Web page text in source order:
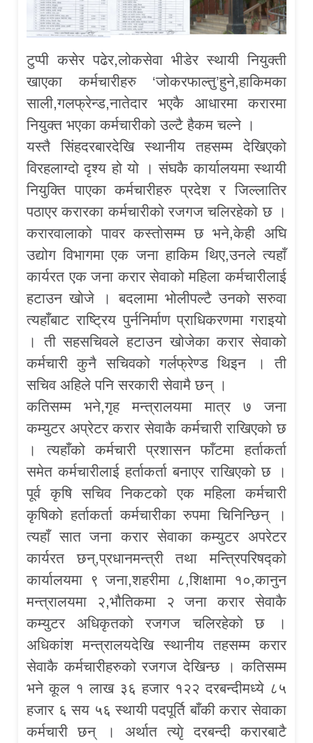
टुप्पी कसेर पढेर,लोकसेवा भीडेर स्थायी नियुक्ती
खाएका कर्मचारीहरु ‘जोकरफाल्तु’हुने,हाकिमका
साली,गलफ्रेन्ड,नातेदार भएकै आधारमा करारमा
नियुक्त भएका कर्मचारीको उल्टै हैकम चल्ने ।
यस्तै सिंहदरबारदेखि स्थानीय तहसम्म देखिएको
विरहलाग्दो दृश्य हो यो । संघकै कार्यालयमा स्थायी
नियुक्ति पाएका कर्मचारीहरु प्रदेश र जिल्लातिर
पठाएर करारका कर्मचारीको रजगज चलिरहेको छ ।
करारवालाको पावर कस्तोसम्म छ भने,केही अघि
उद्योग विभागमा एक जना हाकिम थिए,उनले त्यहाँ
कार्यरत एक जना करार सेवाको महिला कर्मचारीलाई
हटाउन खोजे । बदलामा भोलीपल्टै उनको सरुवा
त्यहाँबाट राष्ट्रिय पुर्ननिर्माण प्राधिकरणमा गराइयो
। ती सहसचिवले हटाउन खोजेका करार सेवाको
कर्मचारी कुनै सचिवको गर्लफ्रेण्ड थिइन । ती
सचिव अहिले पनि सरकारी सेवामै छन् ।
कतिसम्म भने,गृह मन्त्रालयमा मात्र ७ जना
कम्युटर अप्रेटर करार सेवाकै कर्मचारी राखिएको छ
। त्यहाँको कर्मचारी प्रशासन फाँटमा हर्ताकर्ता
समेत कर्मचारीलाई हर्ताकर्ता बनाएर राखिएको छ ।
पूर्व कृषि सचिव निकटको एक महिला कर्मचारी
कृषिको हर्ताकर्ता कर्मचारीका रुपमा चिनिन्छिन् ।
त्यहाँ सात जना करार सेवाका कम्युटर अपरेटर
कार्यरत छन्,प्रधानमन्त्री तथा मन्त्रिपरिषद्को
कार्यालयमा ९ जना,शहरीमा ८,शिक्षामा १०,कानुन
मन्त्रालयमा २,भौतिकमा २ जना करार सेवाकै
कम्युटर अधिकृतको रजगज चलिरहेको छ ।
अधिकांश मन्त्रालयदेखि स्थानीय तहसम्म करार
सेवाकै कर्मचारीहरुको रजगज देखिन्छ । कतिसम्म
भने कूल १ लाख ३६ हजार १२२ दरबन्दीमध्ये ८५
हजार ६ सय ५६ स्थायी पदपूर्ति बाँकी करार सेवाका
कर्मचारी छन् । अर्थात त्याृे दरबन्दी करारबाटै